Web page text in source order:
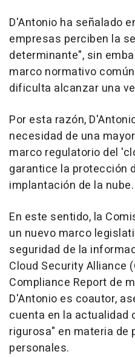
D'Antonio ha señalado
empresas perciben la
determinante", sin
marco normativo
dificulta alcanzar una
Por esta razón,
necesidad de una
marco regulatorio del
garantice la protección
implantación de la nube.
En este sentido, la
un nuevo marco
seguridad de la
Cloud Security Alliance
Compliance Report de
D'Antonio es coautor,
cuenta en la actualidad
rigurosa" en materia de
personales.